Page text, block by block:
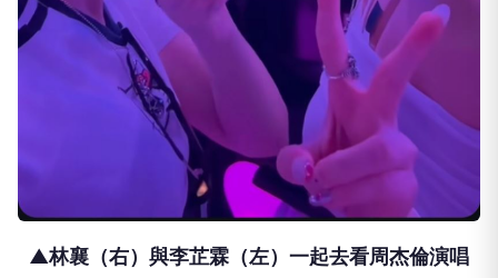
▲林襄（右）與李芷霖（左）一起去看周杰倫演唱